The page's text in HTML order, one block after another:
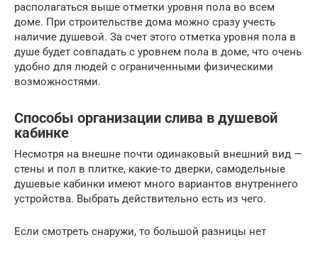
располагаться выше отметки уровня пола во всем
доме. При строительстве дома можно сразу учесть
наличие душевой. За счет этого отметка уровня пола в
душе будет совпадать с уровнем пола в доме, что очень
удобно для людей с ограниченными физическими
возможностями.
Способы организации слива в душевой
кабинке
Несмотря на внешне почти одинаковый внешний вид —
стены и пол в плитке, какие-то дверки, самодельные
душевые кабинки имеют много вариантов внутреннего
устройства. Выбрать действительно есть из чего.
Если смотреть снаружи, то большой разницы нет